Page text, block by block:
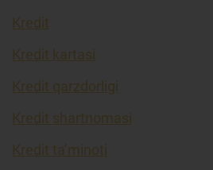
Kredit
Kredit kartasi
Kredit qarzdorligi
Kredit shartnomasi
Kredit ta’minoti